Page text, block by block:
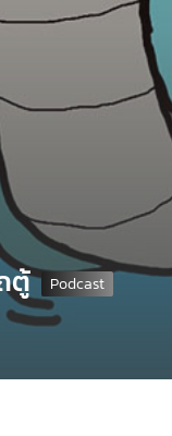
ตู้